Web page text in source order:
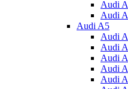
Audi
Audi
Audi A5
Audi
Audi
Audi
Audi
Audi